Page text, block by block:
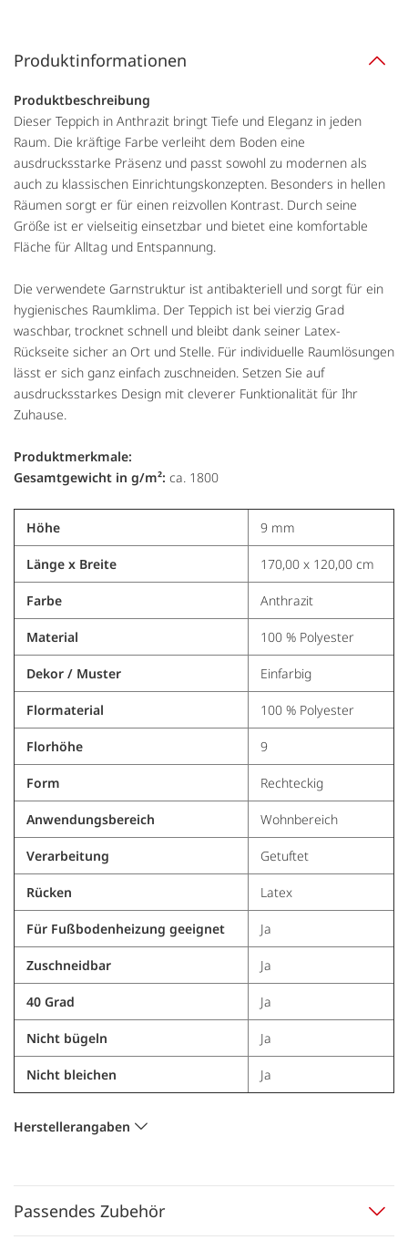
Produktinformationen
Produktbeschreibung
Dieser Teppich in Anthrazit bringt Tiefe und Eleganz in jeden
Raum. Die kräftige Farbe verleiht dem Boden eine
ausdrucksstarke Präsenz und passt sowohl zu modernen als
auch zu klassischen Einrichtungskonzepten. Besonders in hellen
Räumen sorgt er für einen reizvollen Kontrast. Durch seine
Größe ist er vielseitig einsetzbar und bietet eine komfortable
Fläche für Alltag und Entspannung.
Die verwendete Garnstruktur ist antibakteriell und sorgt für ein
hygienisches Raumklima. Der Teppich ist bei vierzig Grad
waschbar, trocknet schnell und bleibt dank seiner Latex-
Rückseite sicher an Ort und Stelle. Für individuelle Raumlösungen
lässt er sich ganz einfach zuschneiden. Setzen Sie auf
ausdrucksstarkes Design mit cleverer Funktionalität für Ihr
Zuhause.
Produktmerkmale:
Gesamtgewicht in g/m²: ca. 1800
Höhe 9 mm
Länge x Breite 170,00 x 120,00 cm
Farbe Anthrazit
Material 100 % Polyester
Dekor / Muster Einfarbig
Flormaterial 100 % Polyester
Florhöhe 9
Form Rechteckig
Anwendungsbereich Wohnbereich
Verarbeitung Getuftet
Rücken Latex
Für Fußbodenheizung geeignet Ja
Zuschneidbar Ja
40 Grad Ja
Nicht bügeln Ja
Nicht bleichen Ja
Herstellerangaben
Passendes Zubehör